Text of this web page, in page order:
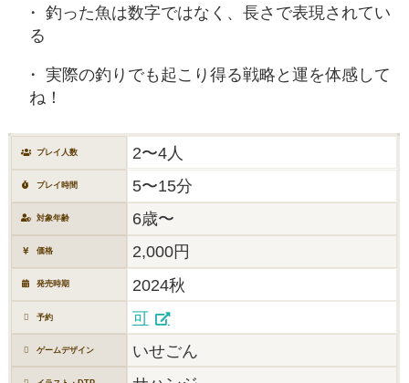
釣った魚は数字ではなく、長さで表現されてい
る
実際の釣りでも起こり得る戦略と運を体感して
ね！
プレイ人数 2〜4人
プレイ時間 5〜15分
対象年齢 6歳〜
価格 2,000円
発売時期 2024秋
予約 可
ゲームデザイン いせごん